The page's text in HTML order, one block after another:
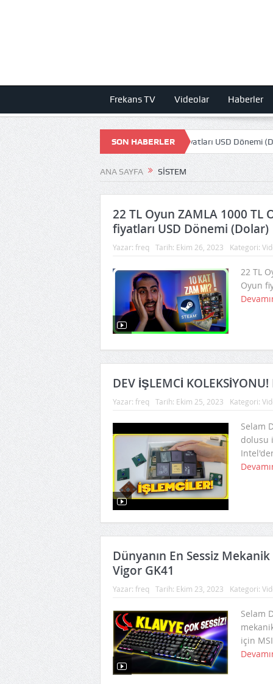
Frekans TV Videolar Haberler
SON HABERLER
1000 TL Olmuş! STEAM Oyun fiyatları USD Dönemi (Dolar)
ANA SAYFA SISTEM
22 TL Oyun ZAMLA 1000 TL
fiyatları USD Dönemi (Dolar)
Yazar: freq Tarih: Ekim 26, 2023 Kategori:
22 TL
Oyun
DEV İŞLEMCİ
Yazar: freq Tarih: Ekim 25, 2023 Kategori:
Selam
dolusu
Dünyanın En Sessiz
Vigor GK41
Yazar: freq Tarih: Ekim 23, 2023 Kategori:
Selam
için